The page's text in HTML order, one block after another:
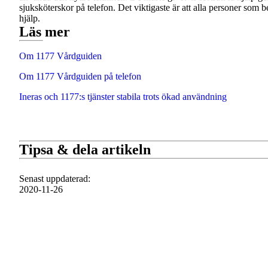
sjuksköterskor på telefon. Det viktigaste är att alla personer som
hjälp.
Läs mer
Om 1177 Vårdguiden
Om 1177 Vårdguiden på telefon
Ineras och 1177:s tjänster stabila trots ökad användning
Tipsa & dela artikeln
Senast uppdaterad:
2020-11-26